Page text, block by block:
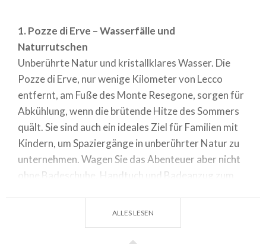
1. Pozze di Erve – Wasserfälle und
Naturrutschen
Unberührte Natur und kristallklares Wasser. Die
Pozze di Erve, nur wenige Kilometer von Lecco
entfernt, am Fuße des Monte Resegone, sorgen für
Abkühlung, wenn die brütende Hitze des Sommers
quält. Sie sind auch ein ideales Ziel für Familien mit
Kindern, um Spaziergänge in unberührter Natur zu
unternehmen. Wagen Sie das Abenteuer aber nicht
ohne Badeschuhe, Handtuch und Badeanzug zum
Seien Sie unbesorgt! Hier finden Sie weitläufige
ALLES LESEN